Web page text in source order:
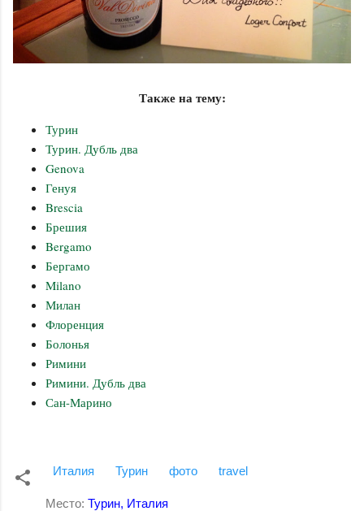
Также на тему:
Турин
Турин. Дубль два
Genova
Генуя
Brescia
Брешия
Bergamo
Бергамо
Milano
Милан
Флоренция
Болонья
Римини
Римини. Дубль два
Сан-Марино
Италия Турин фото travel
Место: Турин, Италия